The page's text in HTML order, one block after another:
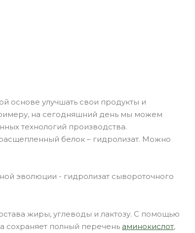
основе улучшать свои продукты и
на сегодняшний день мы можем
технологий производства.
белок – гидролизат. Можно
эволюции - гидролизат сывороточного
жиры, углеводы и лактозу. С помощью
сохраняет полный перечень аминокислот,